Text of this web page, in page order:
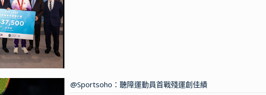
@Sportsoho：聽障運動員首戰殘運創佳績